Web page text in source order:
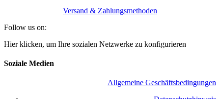
Versand & Zahlungsmethoden
Follow us on:
Hier klicken, um Ihre sozialen Netzwerke zu konfigurieren
Soziale Medien
Allgemeine Geschäftsbedingungen